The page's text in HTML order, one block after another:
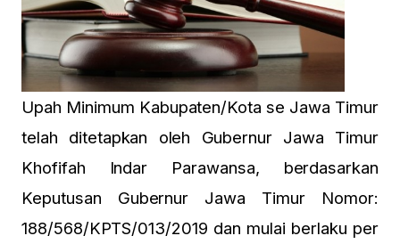
Upah Minimum Kabupaten/Kota se Jawa Timur
telah ditetapkan oleh Gubernur Jawa Timur
Khofifah Indar Parawansa, berdasarkan
Keputusan Gubernur Jawa Timur Nomor:
188/568/KPTS/013/2019 dan mulai berlaku per